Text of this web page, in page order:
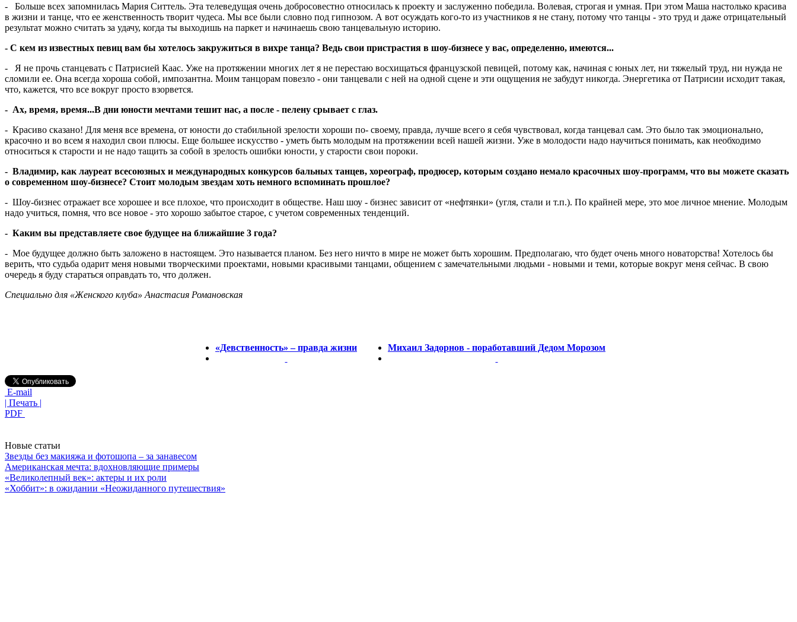
- Больше всех запомнилась Мария Ситтель. Эта телеведущая очень добросовестно относилась к проекту и заслуженно победила. Волевая, строгая и умная. При этом Маша настолько красива
в жизни и танце, что ее женственность творит чудеса. Мы все были словно под гипнозом. А вот осуждать кого-то из участников я не стану, потому что танцы - это труд и даже отрицательный
результат можно считать за удачу, когда ты выходишь на паркет и начинаешь свою танцевальную историю.
- С кем из известных певиц вам бы хотелось закружиться в вихре танца? Ведь свои пристрастия в шоу-бизнесе у вас, определенно, имеются...
- Я не прочь станцевать с Патрисией Каас. Уже на протяжении многих лет я не перестаю восхищаться французской певицей, потому как, начиная с юных лет, ни тяжелый труд, ни нужда не
сломили ее. Она всегда хороша собой, импозантна. Моим танцорам повезло - они танцевали с ней на одной сцене и эти ощущения не забудут никогда. Энергетика от Патрисии исходит такая,
что, кажется, что все вокруг просто взорвется.
- Ах, время, время...В дни юности мечтами тешит нас, а после - пелену срывает с глаз.
- Красиво сказано! Для меня все времена, от юности до стабильной зрелости хороши по- своему, правда, лучше всего я себя чувствовал, когда танцевал сам. Это было так эмоционально,
красочно и во всем я находил свои плюсы. Еще большее искусство - уметь быть молодым на протяжении всей нашей жизни. Уже в молодости надо научиться понимать, как необходимо
относиться к старости и не надо тащить за собой в зрелость ошибки юности, у старости свои пороки.
- Владимир, как лауреат всесоюзных и международных конкурсов бальных танцев, хореограф, продюсер, которым создано немало красочных шоу-программ, что вы можете сказать
о современном шоу-бизнесе? Стоит молодым звездам хоть немного вспоминать прошлое?
- Шоу-бизнес отражает все хорошее и все плохое, что происходит в обществе. Наш шоу - бизнес зависит от «нефтянки» (угля, стали и т.п.). По крайней мере, это мое личное мнение. Молодым
надо учиться, помня, что все новое - это хорошо забытое старое, с учетом современных тенденций.
- Каким вы представляете свое будущее на ближайшие 3 года?
- Мое будущее должно быть заложено в настоящем. Это называется планом. Без него ничто в мире не может быть хорошим. Предполагаю, что будет очень много новаторства! Хотелось бы
верить, что судьба одарит меня новыми творческими проектами, новыми красивыми танцами, общением с замечательными людьми - новыми и теми, которые вокруг меня сейчас. В свою
очередь я буду стараться оправдать то, что должен.
Специально для «Женского клуба» Анастасия Романовская
«Девственность» – правда жизни Михаил Задорнов - поработавший Дедом Морозом
E-mail
| Печать |
PDF
Новые статьи
Звезды без макияжа и фотошопа – за занавесом
Американская мечта: вдохновляющие примеры
«Великолепный век»: актеры и их роли
«Хоббит»: в ожидании «Неожиданного путешествия»